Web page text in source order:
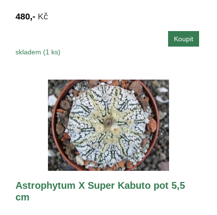
480,- Kč
skladem (1 ks)
Astrophytum X Super Kabuto pot 5,5
cm